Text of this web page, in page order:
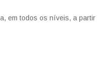
em todos os níveis, a partir